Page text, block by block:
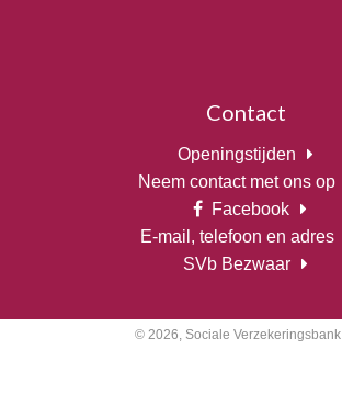
Contact
Openingstijden
Neem contact met ons op
Facebook
E-mail, telefoon en adres
SVb Bezwaar
© 2026, Sociale Verzekeringsbank